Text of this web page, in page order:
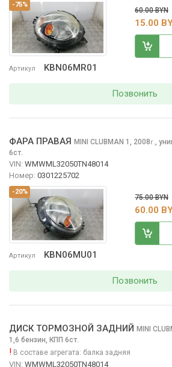
-75%
Артикул KBN06MR01
60.00 BYN
15.00
Позвонить
-20%
Артикул KBN06MU01
ФАРА ПРАВАЯ MINI CLUBMAN 1, 2008г.,
6ст.
VIN: WMWML32050TN48014
Номер: 0301225702
75.00 BYN
60.00
Позвонить
ДИСК ТОРМОЗНОЙ ЗАДНИЙ MINI
1,6 бензин, КПП 6ст.
! В составе агрегата: балка задняя
VIN: WMWML32050TN48014